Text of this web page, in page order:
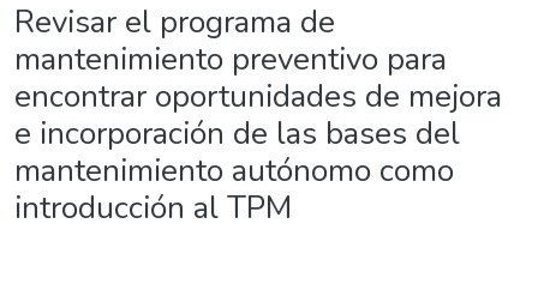
Revisar el programa de
mantenimiento preventivo para
encontrar oportunidades de mejora
e incorporación de las bases del
mantenimiento autónomo como
introducción al TPM